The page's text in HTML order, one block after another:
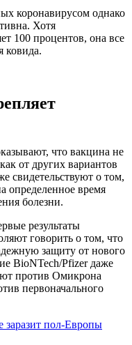
коронавирусом однако
Хотя
100 процентов, она все
ковида.
что вакцина не
от других вариантов
свидетельствуют о том,
определенное время
болезни.
результаты
говорить о том, что
защиту от нового
BioNTech/Pfizer даже
против Омикрона
первоначального
заразит пол-Европы